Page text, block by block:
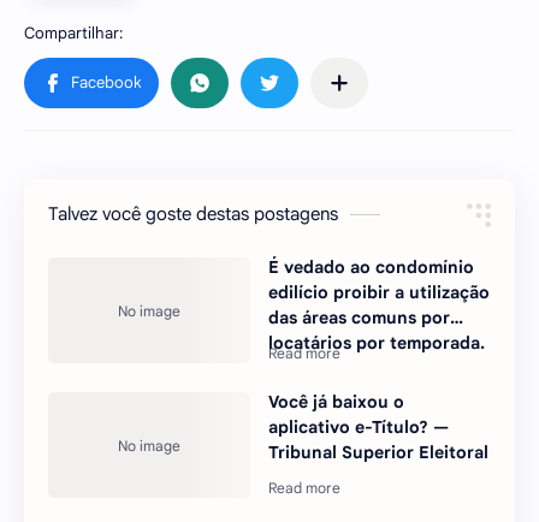
Talvez você goste destas postagens
É vedado ao condomínio
edilício proibir a utilização
das áreas comuns por
locatários por temporada.
Você já baixou o
aplicativo e-Título? —
Tribunal Superior Eleitoral